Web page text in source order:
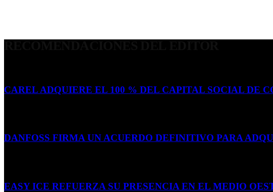
CAREL ADQUIERE EL 100 % DEL CAPITAL SOCIAL DE
DANFOSS FIRMA UN ACUERDO DEFINITIVO PARA
EASY ICE REFUERZA SU PRESENCIA EN EL MEDIO